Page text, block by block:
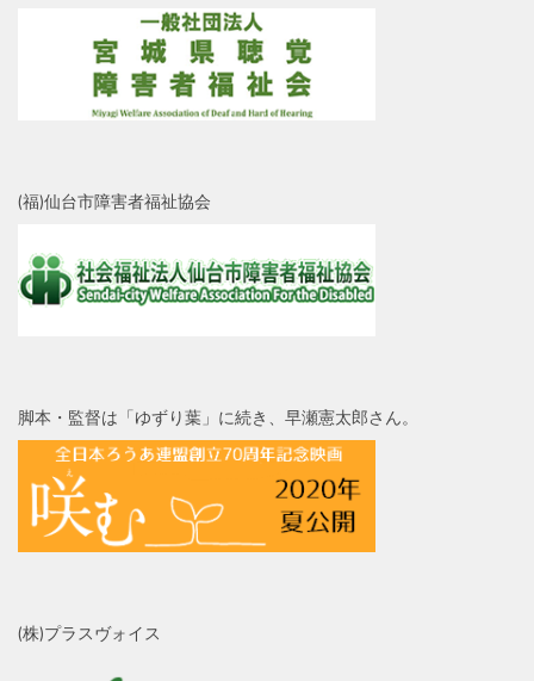
(福)仙台市障害者福祉協会
脚本・監督は「ゆずり葉」に続き、早瀬憲太郎さん。
(株)プラスヴォイス